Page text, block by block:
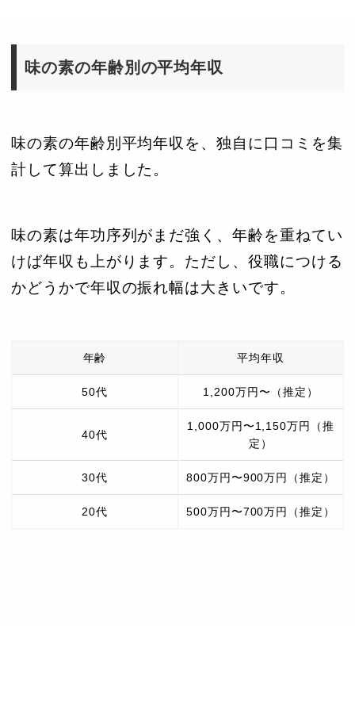
味の素の年齢別の平均年収
味の素の年齢別平均年収を、独自に口コミを集
計して算出しました。
味の素は年功序列がまだ強く、年齢を重ねてい
けば年収も上がります。ただし、役職につける
かどうかで年収の振れ幅は大きいです。
年齢 平均年収
50代 1,200万円〜（推定）
40代
1,000万円〜1,150万円（推
定）
30代 800万円〜900万円（推定）
20代 500万円〜700万円（推定）